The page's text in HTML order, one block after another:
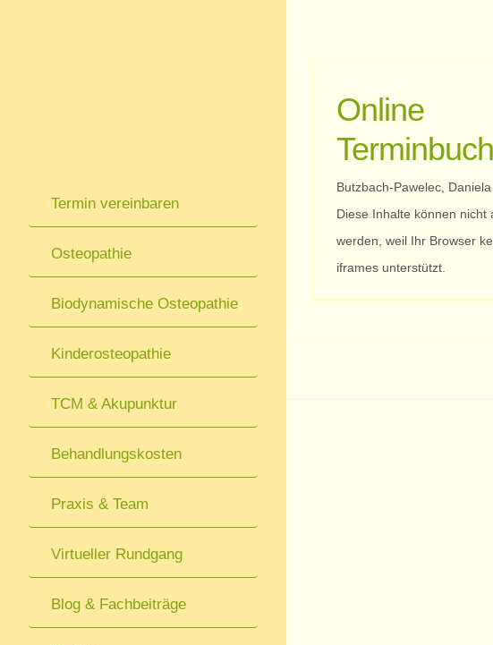
Termin vereinbaren
Osteopathie
Biodynamische Osteopathie
Kinderosteopathie
TCM & Akupunktur
Behandlungskosten
Praxis & Team
Virtueller Rundgang
Blog & Fachbeiträge
Online
Butzbach-Pawelec,
Diese Inhalte können nicht
werden, weil Ihr Browser
iframes unterstützt.